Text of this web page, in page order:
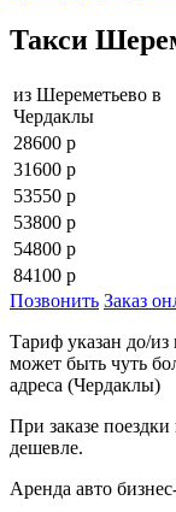
Такси
из Шереметьево в
Чердаклы
28600 р
31600 р
53550 р
53800 р
54800 р
84100 р
Позвонить Заказ
Тариф указан до/
может быть чуть
адреса (Чердаклы)
При заказе
дешевле.
Аренда авто